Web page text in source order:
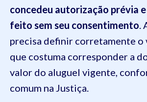
concedeu autorização prévia
feito sem seu consentimento
precisa definir corretamente o
que costuma corresponder a
valor do aluguel vigente,
comum na Justiça.